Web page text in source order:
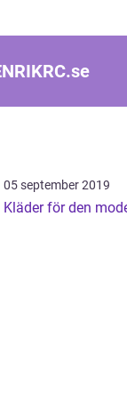
se
05 september 2019
Kläder för den